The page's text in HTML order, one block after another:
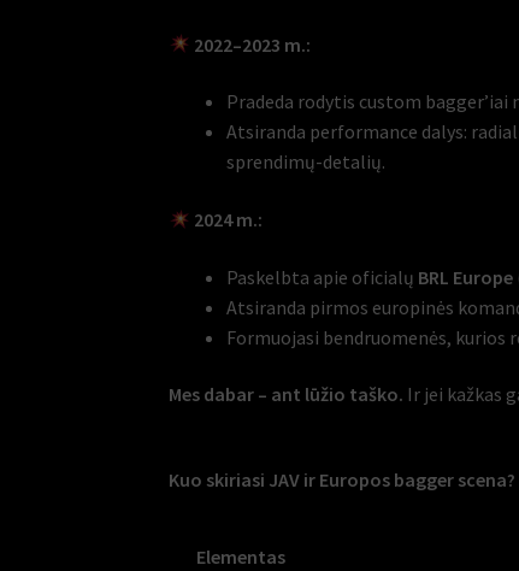
2022–2023 m.:
Pradeda rodytis custom
Atsiranda performance dalys:
sprendimų-detalių.
2024 m.:
Paskelbta apie oficialų BRL Europe
Atsiranda pirmos europinės
Formuojasi bendruomenės, kurios
Mes dabar – ant lūžio taško. Ir jei kažkas
Kuo skiriasi JAV ir Europos bagger scena?
Elementas